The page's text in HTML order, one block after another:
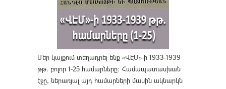
Մեր կայքում տեղադրել ենք «ՎԷՄ»-ի 1933-1939
թթ. բոլոր 1-25 համարները։ Համապատասխան
էջը, ներառյալ այդ համարների մասին ակնարկն